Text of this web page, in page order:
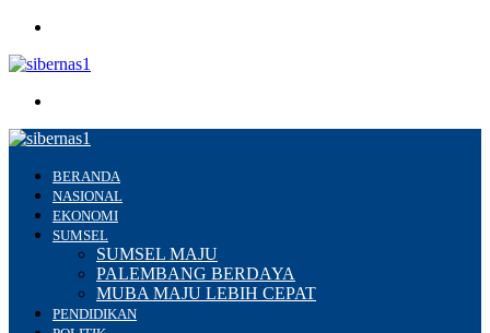
BERANDA
NASIONAL
EKONOMI
SUMSEL
SUMSEL MAJU
PALEMBANG BERDAYA
MUBA MAJU LEBIH CEPAT
PENDIDIKAN